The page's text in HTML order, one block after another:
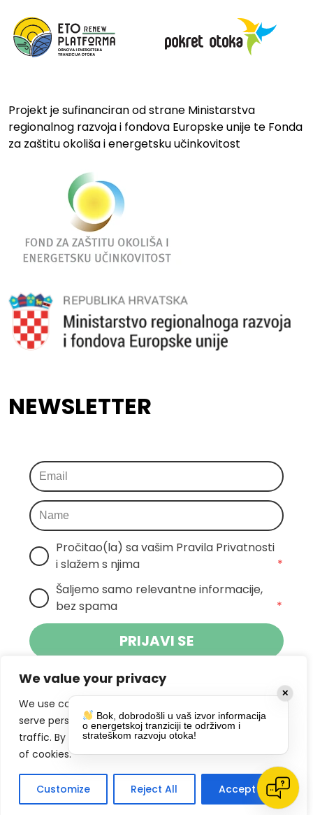
We value your privacy
We use cookies to enhance your browsing experience,
serve personalized ads or content, and analyze our
traffic. By clicking "Accept All", you consent to our use
of cookies.
Customize Reject All Accept All
Projekt je sufinanciran od strane Ministarstva
regionalnog razvoja i fondova Europske unije te Fonda
za zaštitu okoliša i energetsku učinkovitost
NEWSLETTER
Pročitao(la) sa vašim Pravila Privatnosti
i slažem s njima
*
Šaljemo samo relevantne informacije,
bez spama
*
PRIJAVI SE
Klikom na gumb dajete suglasnost za
primanje novosti Pokreta Otoka te se
slažete spolitikom privatnosti.
DRUŠTVENE MREŽE
✕
Bok, dobrodošli u vaš izvor informacija
o energetskoj tranziciji te održivom i
strateškom razvoju otoka!